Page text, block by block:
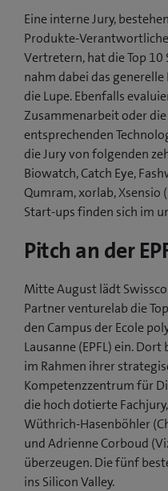
Eine interne Jury,
Produkte-
Vertretern, hat die Top
nahm dabei das
die Lupe. Ebenfalls
Zusammenarbeit oder
entsprechenden
die Jury von folgenden
Biowatch, Catch Eye,
Qumram, xorlab,
Start-ups finden sich im
Pitch an der
Mitte August lädt
Partner venturelab die
den Campus der Ecole
Lausanne (EPFL) ein.
im Rahmen ihrer
Kompetenzzentrum für
die hoch dotierte
Wüthrich-Hasenböhler
und Adrienne Corboud
überzeugen. Die fünf
ins Silicon Valley.